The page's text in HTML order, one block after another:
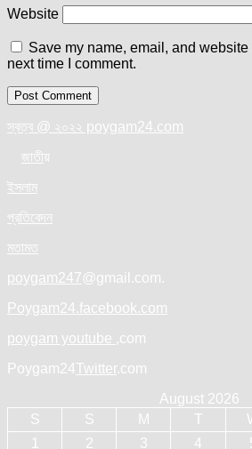
Website
Save my name, email, and
next time I comment.
স্বত্ব @ ২০২২ poygam24.com
জাতীয়
ইসলাম
প্রতিবেদন
মতামত
poygam247@gmail.com.
Poygam24.facebook.com
poygam youtube ,com
Poygam24Twitter.com
August 2026
S
S M T
1
2 3 4